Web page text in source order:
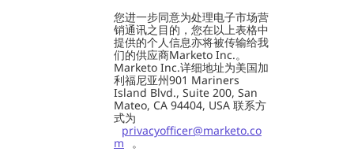
您进一步同意为处理电子市场营
销通讯之目的，您在以上表格中
提供的个人信息亦将被传输给我
们的供应商Marketo Inc.。
Marketo Inc.详细地址为美国加
利福尼亚州901 Mariners
Island Blvd., Suite 200, San
Mateo, CA 94404, USA 联系方
式为
privacyofficer@marketo.co
m 。